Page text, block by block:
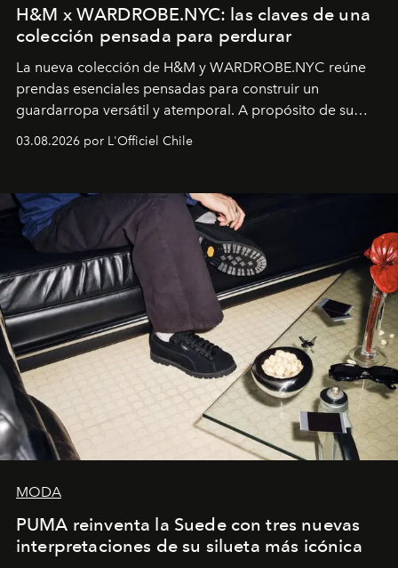
H&M x WARDROBE.NYC: las claves de una
colección pensada para perdurar
La nueva colección de H&M y WARDROBE.NYC reúne
prendas esenciales pensadas para construir un
guardarropa versátil y atemporal. A propósito de su
la asesora creativa y jefa de diseño global de la marca
y la filosofía detrás de la propuesta.
03.08.2026 por L'Officiel Chile
MODA
PUMA reinventa la Suede con tres nuevas
interpretaciones de su silueta más icónica